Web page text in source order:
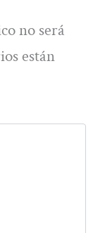
no será
están